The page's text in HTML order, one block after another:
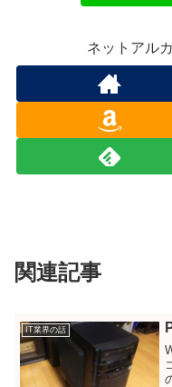
ネットアル
関連記事
IT業界の話